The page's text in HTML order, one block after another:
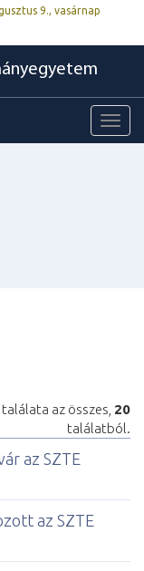
9., vasárnap
találata az összes, 20
találatból.
az SZTE
az SZTE